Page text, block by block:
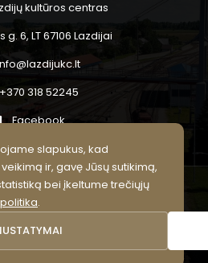
kultūros centras
g. 6, LT 67106 Lazdijai
+370 318 52245
Facebook
kultūros centras.
saugomos.
Slapukų nustatymai
slapukus, kad
ir, gavę Jūsų sutikimą,
bei įkeltume trečiųjų
.